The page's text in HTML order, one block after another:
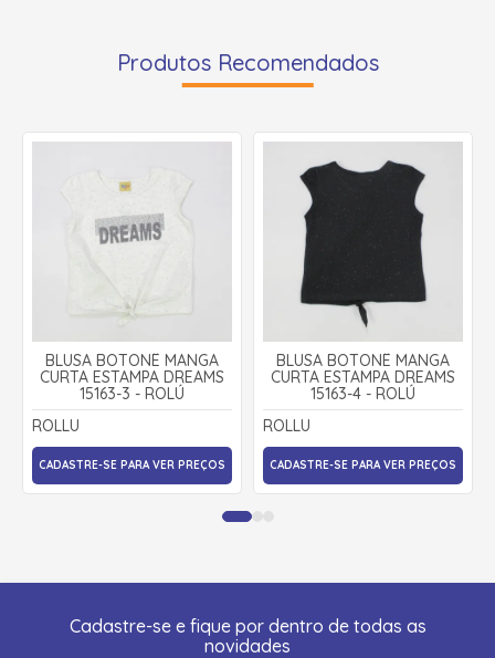
Produtos Recomendados
BLUSA BOTONÊ MANGA
CURTA ESTAMPA DREAMS
15163-3 - ROLÚ
ROLLU
CADASTRE-SE PARA VER PREÇOS
BLUSA BOTONÊ MANGA
CURTA ESTAMPA DREAMS
15163-4 - ROLÚ
ROLLU
CADASTRE-SE PARA VER PREÇOS
Cadastre-se e fique por dentro de todas as
novidades